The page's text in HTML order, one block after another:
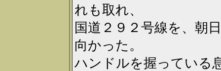
れも取れ、
国道２９２号線を、朝
向かった。
ハンドルを握っている